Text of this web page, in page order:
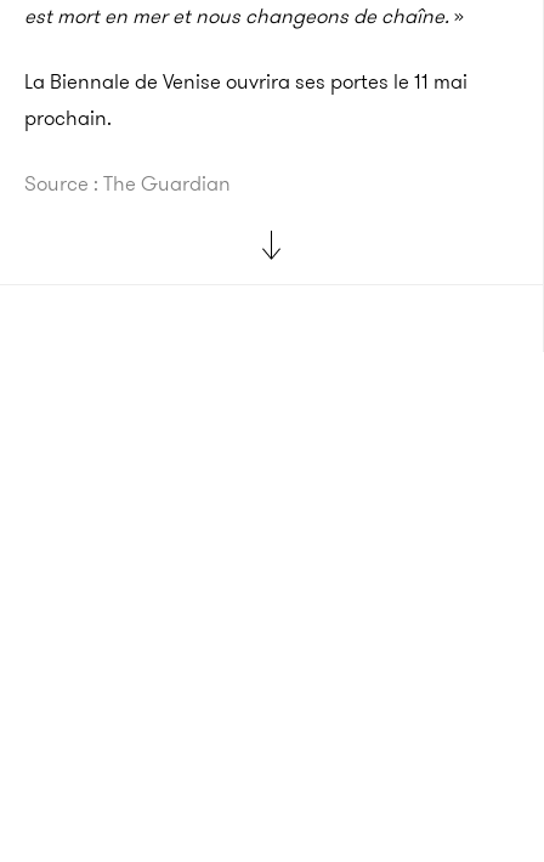
est mort en mer et nous changeons de chaîne.»
La Biennale de Venise ouvrira ses portes le 11 mai
prochain.
Source : The Guardian